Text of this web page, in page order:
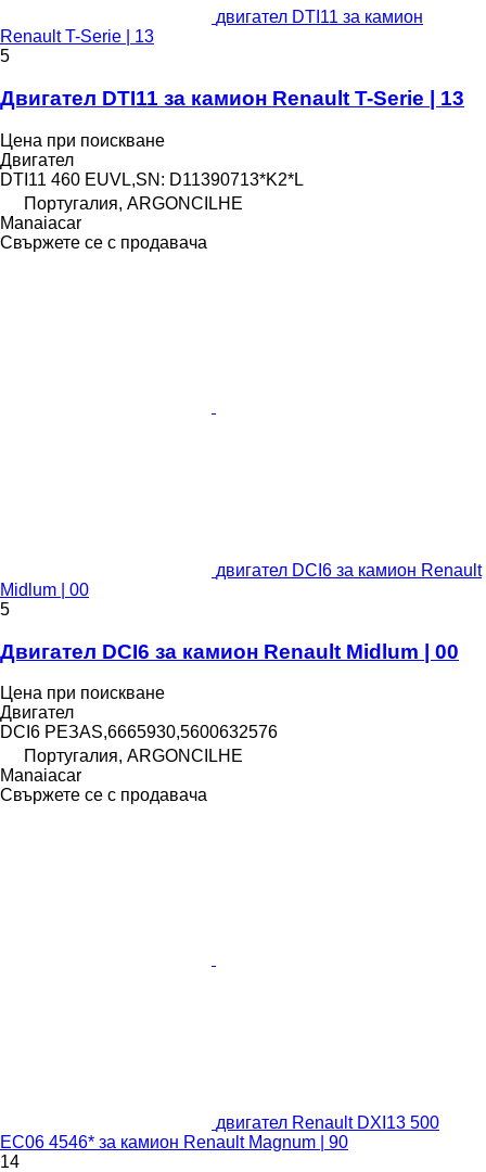
двигател DTI11 за камион
Renault T-Serie | 13
5
Двигател DTI11 за камион Renault T-Serie | 13
Цена при поискване
Двигател
DTI11 460 EUVL,SN: D11390713*K2*L
Португалия, ARGONCILHE
Manaiacar
Свържете се с продавача
двигател DCI6 за камион Renault
Midlum | 00
5
Двигател DCI6 за камион Renault Midlum | 00
Цена при поискване
Двигател
DCI6 PEЗAS,6665930,5600632576
Португалия, ARGONCILHE
Manaiacar
Свържете се с продавача
двигател Renault DXI13 500
EC06 4546* за камион Renault Magnum | 90
14